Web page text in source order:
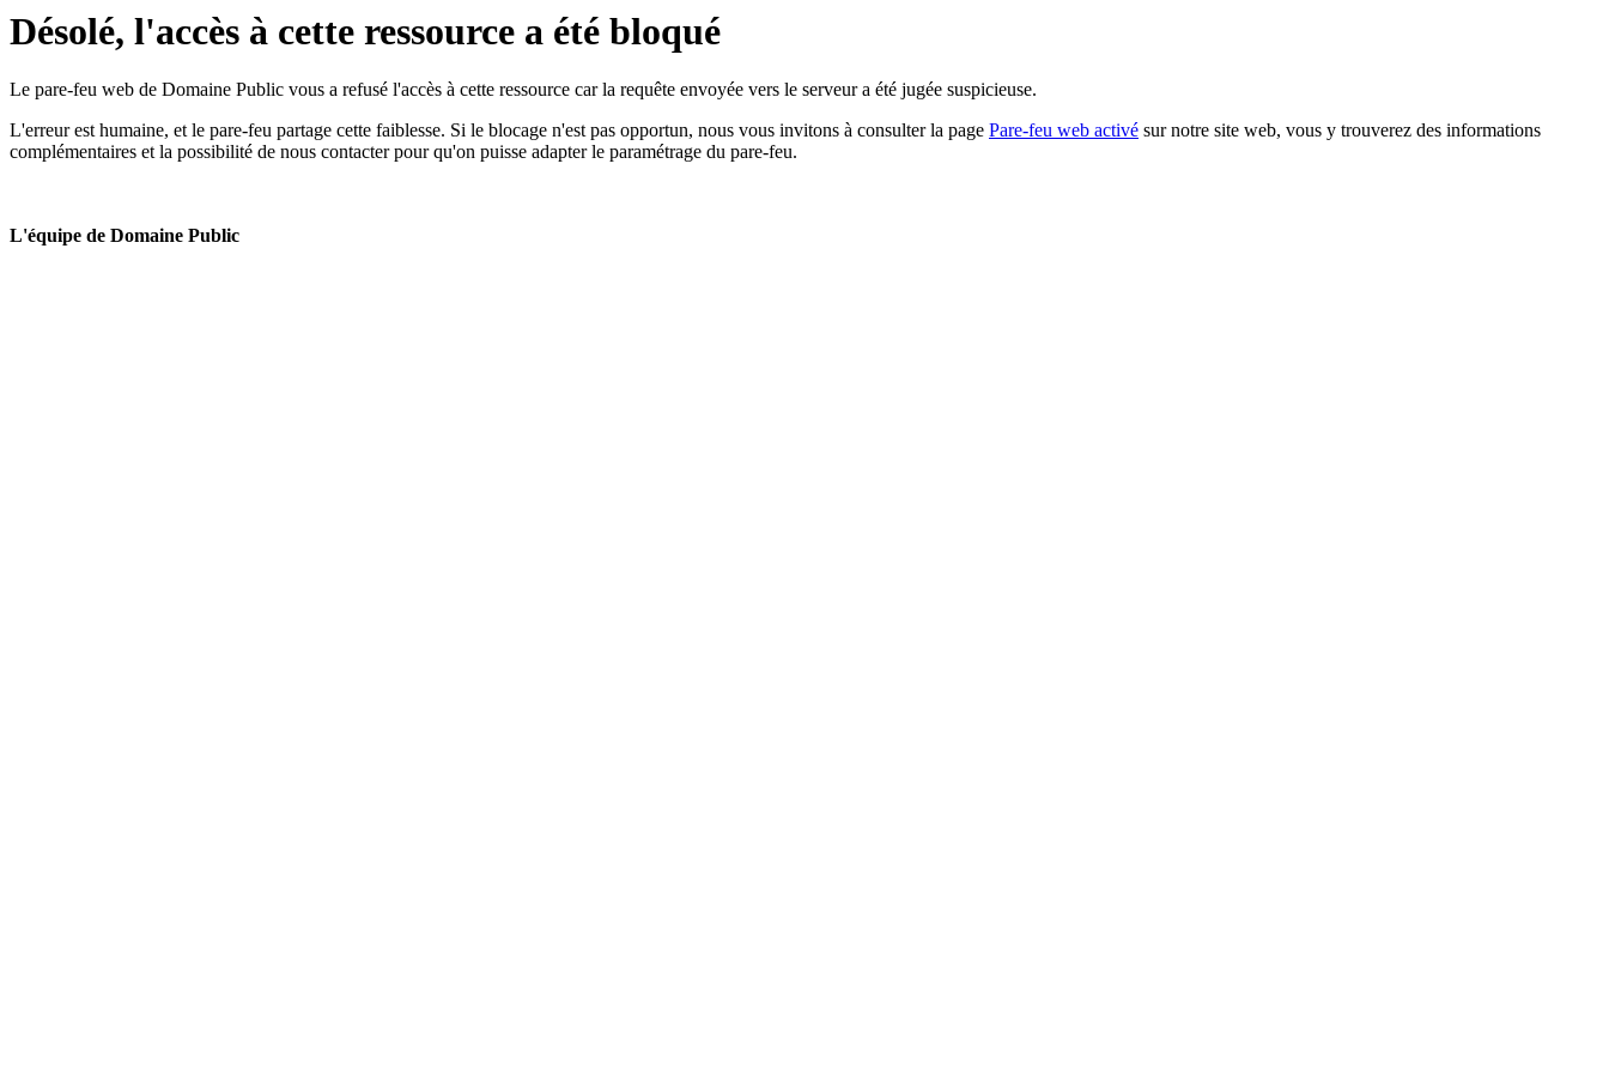
Désolé, l'accès à cette ressource a été bloqué
Le pare-feu web de Domaine Public vous a refusé l'accès à cette ressource car la requête envoyée vers le serveur a été jugée suspicieuse.
L'erreur est humaine, et le pare-feu partage cette faiblesse. Si le blocage n'est pas opportun, nous vous invitons à consulter la page Pare-feu web activé sur notre site web, vous y trouverez des informations
complémentaires et la possibilité de nous contacter pour qu'on puisse adapter le paramétrage du pare-feu.
L'équipe de Domaine Public